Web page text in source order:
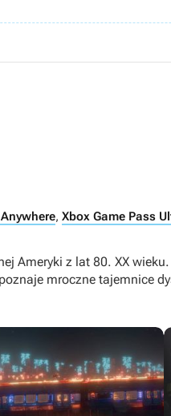
, Xbox Game Pass
Ameryki z lat 80. XX
mroczne tajemnice